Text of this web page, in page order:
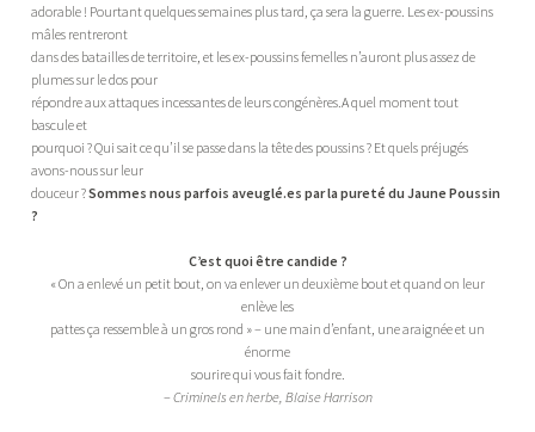
adorable ! Pourtant quelques semaines plus tard, ça sera la guerre. Les ex-poussins
mâles rentreront
dans des batailles de territoire, et les ex-poussins femelles n’auront plus assez de
plumes sur le dos pour
répondre aux attaques incessantes de leurs congénères.A quel moment tout
bascule et
pourquoi ? Qui sait ce qu’il se passe dans la tête des poussins ? Et quels préjugés
avons-nous sur leur
douceur ?Sommes nous parfois aveuglé.es par la pureté du Jaune Poussin
?
C’est quoi être candide ?
« On a enlevé un petit bout, on va enlever un deuxième bout et quand on leur
enlève les
pattes ça ressemble à un gros rond » – une main d’enfant, une araignée et un
énorme
sourire qui vous fait fondre.
– Criminels en herbe, Blaise Harrison